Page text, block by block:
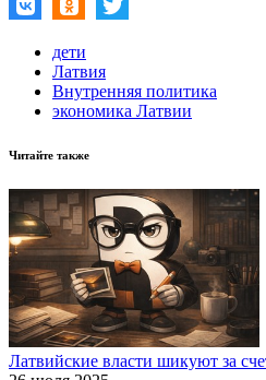
дети
Латвия
Внутренняя политика
экономика Латвии
Читайте также
Латвийские власти шикуют за